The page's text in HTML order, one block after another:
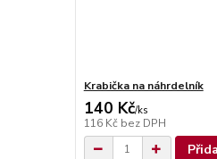
Krabička na náhrdelník
140 Kč/ks
116 Kč bez DPH